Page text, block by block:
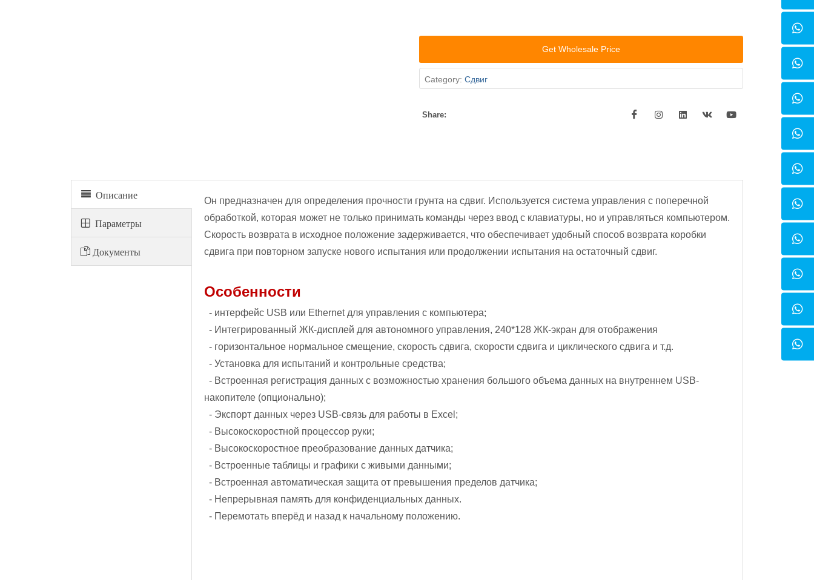
Get Wholesale Price
Category: Сдвиг
Share:
Описание
Параметры
Документы
Он предназначен для определения прочности грунта на сдвиг. Используется система управления с поперечной
обработкой, которая может не только принимать команды через ввод с клавиатуры, но и управляться компьютером.
Скорость возврата в исходное положение задерживается, что обеспечивает удобный способ возврата коробки
сдвига при повторном запуске нового испытания или продолжении испытания на остаточный сдвиг.
Особенности
- интерфейс USB или Ethernet для управления с компьютера;
- Интегрированный ЖК-дисплей для автономного управления, 240*128 ЖК-экран для отображения
- горизонтальное нормальное смещение, скорость сдвига, скорости сдвига и циклического сдвига и т.д.
- Установка для испытаний и контрольные средства;
- Встроенная регистрация данных с возможностью хранения большого объема данных на внутреннем USB-
накопителе (опционально);
- Экспорт данных через USB-связь для работы в Excel;
- Высокоскоростной процессор руки;
- Высокоскоростное преобразование данных датчика;
- Встроенные таблицы и графики с живыми данными;
- Встроенная автоматическая защита от превышения пределов датчика;
- Непрерывная память для конфиденциальных данных.
- Перемотать вперёд и назад к начальному положению.